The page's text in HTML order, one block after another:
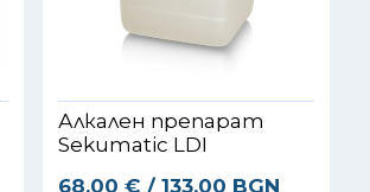
Алкален препарат
Sekumatic LDI
68.00 € / 133.00 BGN